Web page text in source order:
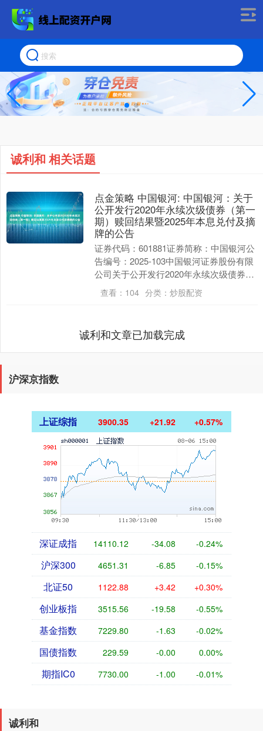
诚利和 相关话题
点金策略 中国银河: 中国银河：关于
公开发行2020年永续次级债券（第一
期）赎回结果暨2025年本息兑付及摘
牌的公告
证券代码：601881证券简称：中国银河公
告编号：2025-103中国银河证券股份有限
公司关于公开发行2020年永续次级债券
（第一期）赎回结果暨2025年本息兑....
查看： 104 分类： 炒股配资
诚利和文章已加载完成
沪深京指数
上证综指 3900.35 +21.92 +0.57%
深证成指 14110.12 -34.08 -0.24%
沪深300 4651.31 -6.85 -0.15%
北证50 1122.88 +3.42 +0.30%
创业板指 3515.56 -19.58 -0.55%
基金指数 7229.80 -1.63 -0.02%
国债指数 229.59 -0.00 0.00%
期指IC0 7730.00 -1.00 -0.01%
诚利和